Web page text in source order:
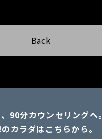
Back
90分カウンセリングへ。
カラダはこちらから。